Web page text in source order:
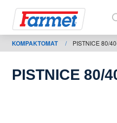
Powrót
do
KOMPAKTOMAT / PISTNICE 80/
PISTNICE 80/